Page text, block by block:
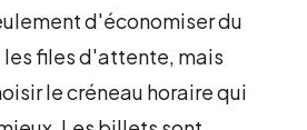
d'économiser du
files d'attente, mais
le créneau horaire qui